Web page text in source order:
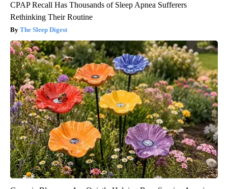
CPAP Recall Has Thousands of Sleep Apnea Sufferers
Rethinking Their Routine
The Sleep Digest